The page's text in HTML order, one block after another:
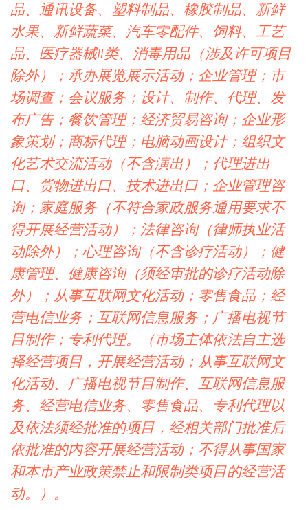
品、通讯设备、塑料制品、橡胶制品、新鲜
水果、新鲜蔬菜、汽车零配件、饲料、工艺
品、医疗器械Ⅱ类、消毒用品（涉及许可项目
除外）；承办展览展示活动；企业管理；市
场调查；会议服务；设计、制作、代理、发
布广告；餐饮管理；经济贸易咨询；企业形
象策划；商标代理；电脑动画设计；组织文
化艺术交流活动（不含演出）；代理进出
口、货物进出口、技术进出口；企业管理咨
询；家庭服务（不符合家政服务通用要求不
得开展经营活动）；法律咨询（律师执业活
动除外）；心理咨询（不含诊疗活动）；健
康管理、健康咨询（须经审批的诊疗活动除
外）；从事互联网文化活动；零售食品；经
营电信业务；互联网信息服务；广播电视节
目制作；专利代理。（市场主体依法自主选
择经营项目，开展经营活动；从事互联网文
化活动、广播电视节目制作、互联网信息服
务、经营电信业务、零售食品、专利代理以
及依法须经批准的项目，经相关部门批准后
依批准的内容开展经营活动；不得从事国家
和本市产业政策禁止和限制类项目的经营活
动。）。